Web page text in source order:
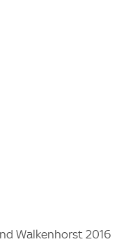
Walkenhorst 2016